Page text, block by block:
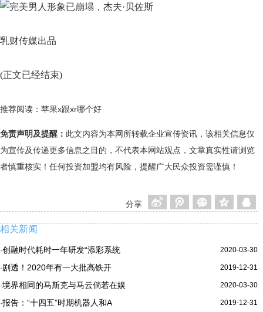
乳财传媒出品
(正文已经结束)
推荐阅读： 苹果x跟xr哪个好
免责声明及提醒： 此文内容为本网所转载企业宣传资讯，该相关信息仅
为宣传及传递更多信息之目的，不代表本网站观点，文章真实性请浏览
者慎重核实！任何投资加盟均有风险，提醒广大民众投资需谨慎！
分享
相关新闻
2020-03-30
·创融时代耗时一年研发“添彩系统
2019-12-31
·剧透！2020年有一大批高铁开
2020-03-30
·境界相同的马斯克与马云倘若在娱
2019-12-31
·报告：“十四五”时期机器人和A